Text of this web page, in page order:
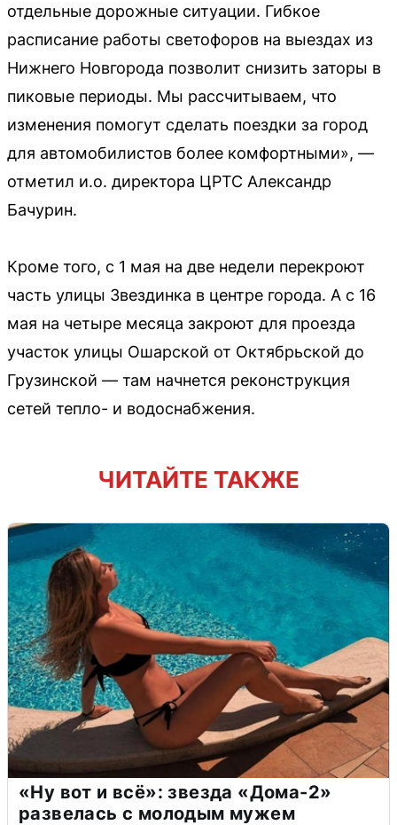
отдельные дорожные ситуации. Гибкое
расписание работы светофоров на выездах из
Нижнего Новгорода позволит снизить заторы в
пиковые периоды. Мы рассчитываем, что
изменения помогут сделать поездки за город
для автомобилистов более комфортными», —
отметил и.о. директора ЦРТС Александр
Бачурин.
Кроме того, с 1 мая на две недели перекроют
часть улицы Звездинка в центре города. А с 16
мая на четыре месяца закроют для проезда
участок улицы Ошарской от Октябрьской до
Грузинской — там начнется реконструкция
сетей тепло- и водоснабжения.
ЧИТАЙТЕ ТАКЖЕ
«Ну вот и всё»: звезда «Дома-2»
развелась с молодым мужем